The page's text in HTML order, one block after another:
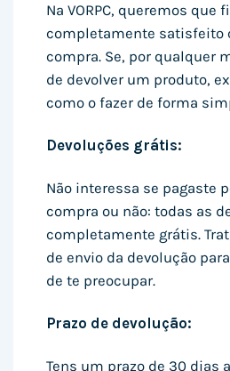
Na VORPC, queremos que
completamente satisfeito
compra. Se, por qualquer
de devolver um produto,
como o fazer de forma
Devoluções grátis:
Não interessa se pagaste
compra ou não: todas as
completamente grátis.
de envio da devolução
de te preocupar.
Prazo de devolução:
Tens um prazo de 30 dias